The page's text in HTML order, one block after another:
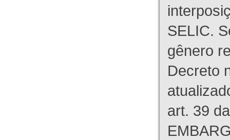
SELIC.
gênero
Decreto
art. 39